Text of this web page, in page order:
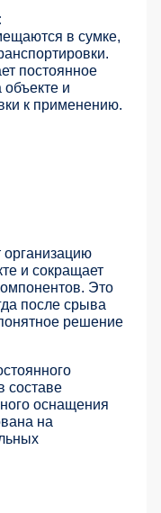
в сумке,
постоянное
и
к применению.
организацию
и сокращает
Это
после срыва
решение
составе
оснащения
на